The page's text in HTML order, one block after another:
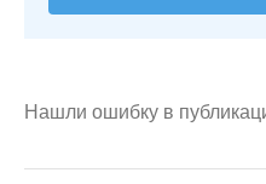
Нашли ошибку в